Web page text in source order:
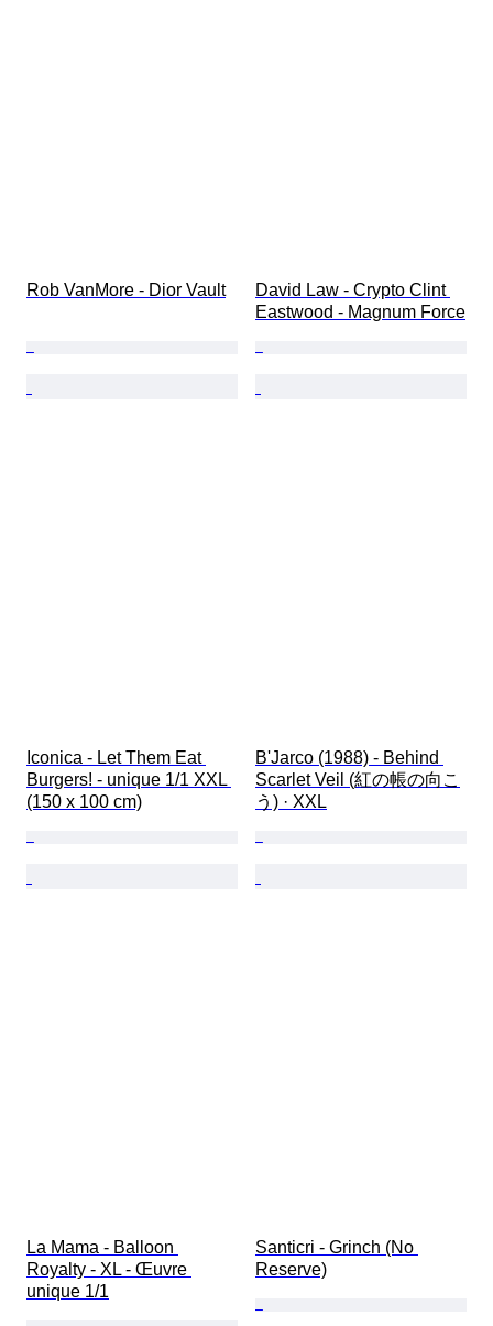
Rob VanMore - Dior Vault
David Law - Crypto Clint
Eastwood - Magnum Force
Iconica - Let Them Eat
Burgers! - unique 1/1 XXL
(150 x 100 cm)
B'Jarco (1988) - Behind
Scarlet Veil (紅の帳の向こ
う) · XXL
La Mama - Balloon
Royalty - XL - Œuvre
unique 1/1
Santicri - Grinch (No
Reserve)